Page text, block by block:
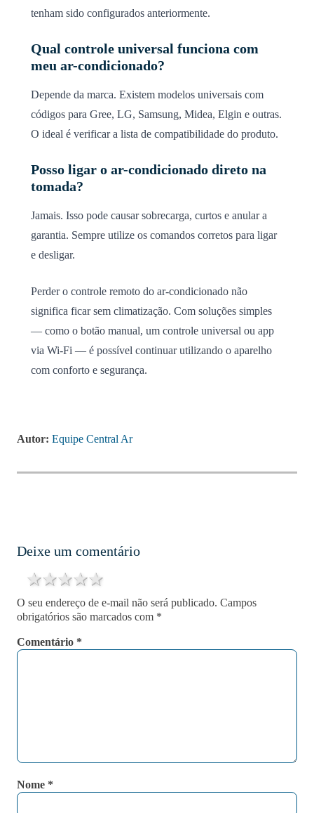
tenham sido configurados anteriormente.
Qual controle universal funciona com
meu ar-condicionado?
Depende da marca. Existem modelos universais com
códigos para Gree, LG, Samsung, Midea, Elgin e outras.
O ideal é verificar a lista de compatibilidade do produto.
Posso ligar o ar-condicionado direto na
tomada?
Jamais. Isso pode causar sobrecarga, curtos e anular a
garantia. Sempre utilize os comandos corretos para ligar
e desligar.
Perder o controle remoto do ar-condicionado não
significa ficar sem climatização. Com soluções simples
— como o botão manual, um controle universal ou app
via Wi-Fi — é possível continuar utilizando o aparelho
com conforto e segurança.
Autor: Equipe Central Ar
Deixe um comentário
4 stars
3 stars
2 stars
1 star
O seu endereço de e-mail não será publicado. Campos
obrigatórios são marcados com *
Comentário *
Nome *